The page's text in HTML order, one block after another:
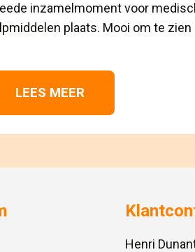
inzamelmoment voor
plaats. Mooi om te zien
LEES MEER
Henri